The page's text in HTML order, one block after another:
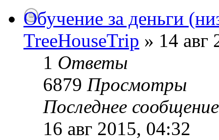
Обучение за деньги
TreeHouseTrip » 14 авг
1 Ответы
6879 Просмотры
Последнее
16 авг 2015, 04:32